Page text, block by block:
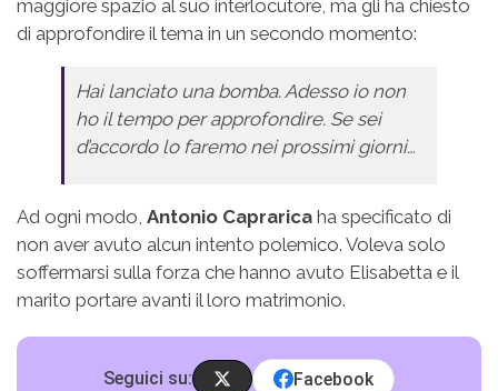
maggiore spazio al suo interlocutore, ma gli ha chiesto
di approfondire il tema in un secondo momento:
Hai lanciato una bomba. Adesso io non
ho il tempo per approfondire. Se sei
d’accordo lo faremo nei prossimi giorni…
Ad ogni modo, Antonio Caprarica ha specificato di
non aver avuto alcun intento polemico. Voleva solo
soffermarsi sulla forza che hanno avuto Elisabetta e il
marito portare avanti il loro matrimonio.
Seguici su:
Facebook